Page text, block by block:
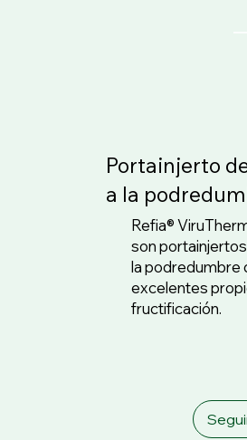
Portainjerto
a la
Refia®
son
la podredumbre
excelentes
fructificación.